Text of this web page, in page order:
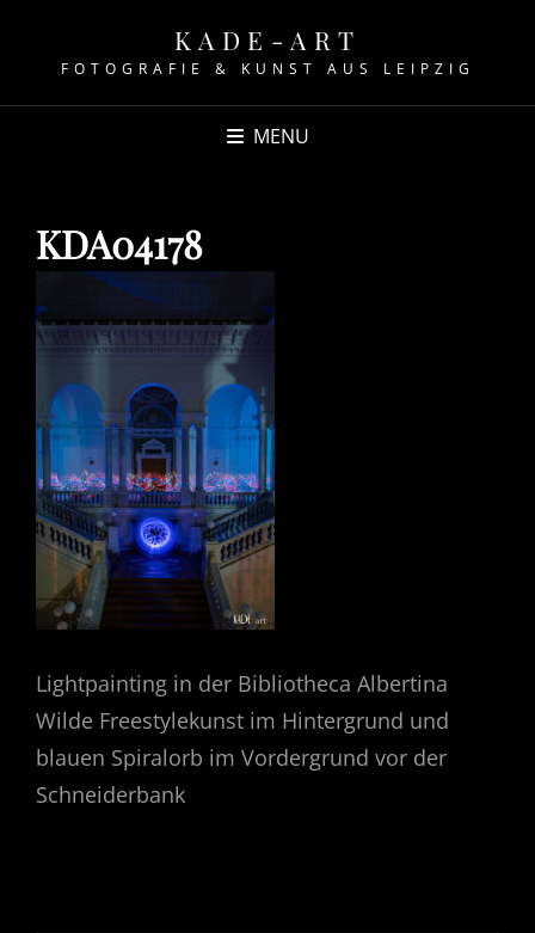
KADE-ART
FOTOGRAFIE & KUNST AUS LEIPZIG
MENU
KDA04178
Lightpainting in der Bibliotheca Albertina
Wilde Freestylekunst im Hintergrund und
blauen Spiralorb im Vordergrund vor der
Schneiderbank